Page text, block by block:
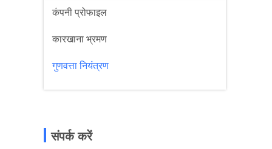
कंपनी प्रोफाइल
कारखाना भ्रमण
गुणवत्ता नियंत्रण
संपर्क करें